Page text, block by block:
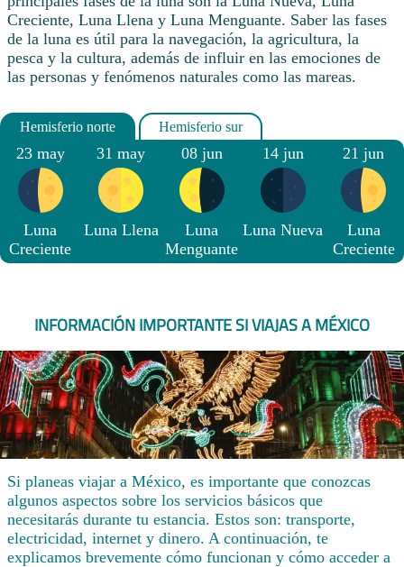
Creciente, Luna Llena y Luna Menguante. Saber las fases
de la luna es útil para la navegación, la agricultura, la
pesca y la cultura, además de influir en las emociones de
las personas y fenómenos naturales como las mareas.
23 may
Luna
Creciente
31 may
Luna Llena
08 jun
Luna
Menguante
14 jun
Luna Nueva
21 jun
Luna
Creciente
INFORMACIÓN IMPORTANTE SI VIAJAS A MÉXICO
Si planeas viajar a México, es importante que conozcas
algunos aspectos sobre los servicios básicos que
necesitarás durante tu estancia. Estos son: transporte,
electricidad, internet y dinero. A continuación, te
explicamos brevemente cómo funcionan y cómo acceder a